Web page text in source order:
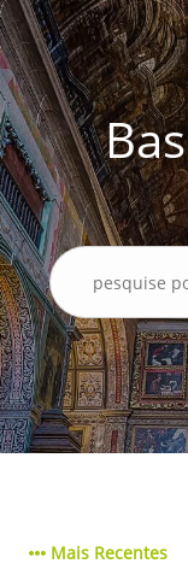
Mais Recentes